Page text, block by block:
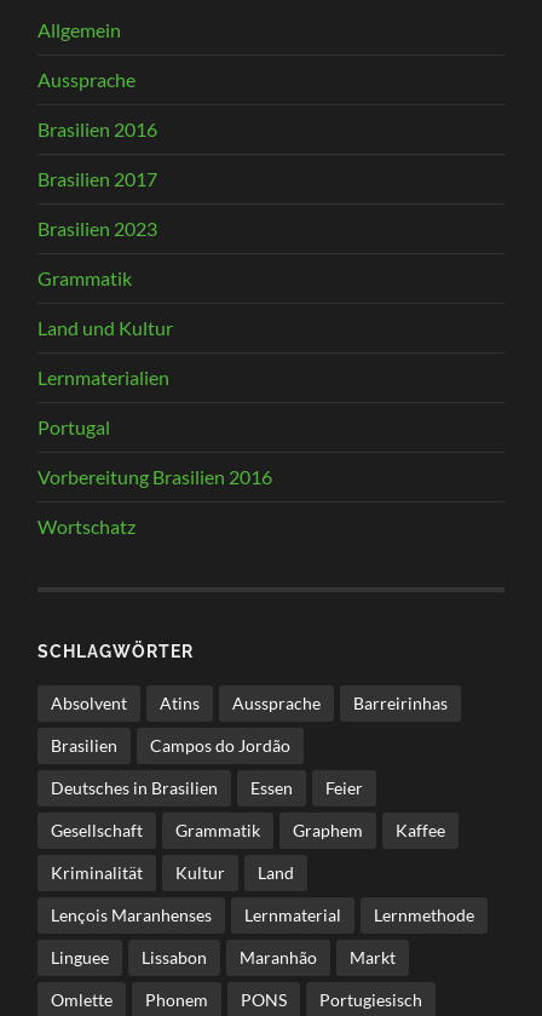
Allgemein
Aussprache
Brasilien 2016
Brasilien 2017
Brasilien 2023
Grammatik
Land und Kultur
Lernmaterialien
Portugal
Vorbereitung Brasilien 2016
Wortschatz
SCHLAGWÖRTER
Absolvent Atins Aussprache Barreirinhas
Brasilien Campos do Jordão
Deutsches in Brasilien Essen Feier
Gesellschaft Grammatik Graphem Kaffee
Kriminalität Kultur Land
Lençois Maranhenses Lernmaterial Lernmethode
Linguee Lissabon Maranhão Markt
Omlette Phonem PONS Portugiesisch